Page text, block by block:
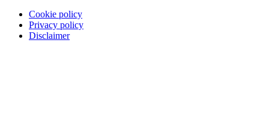
Cookie policy
Privacy policy
Disclaimer